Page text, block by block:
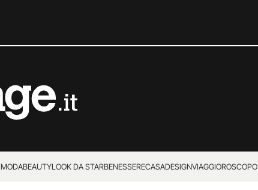
MODABEAUTYLOOK DA STARBENESSERECASADESIGNVIAGGIOROSCOPO